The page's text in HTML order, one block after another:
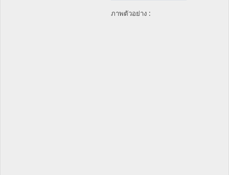
ภาพตัวอย่าง :